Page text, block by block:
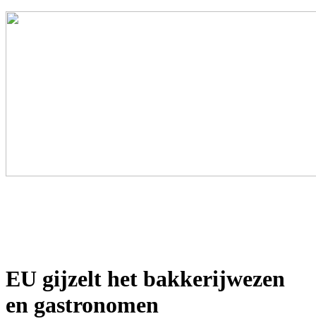
EU gijzelt het bakkerijwezen
en gastronomen